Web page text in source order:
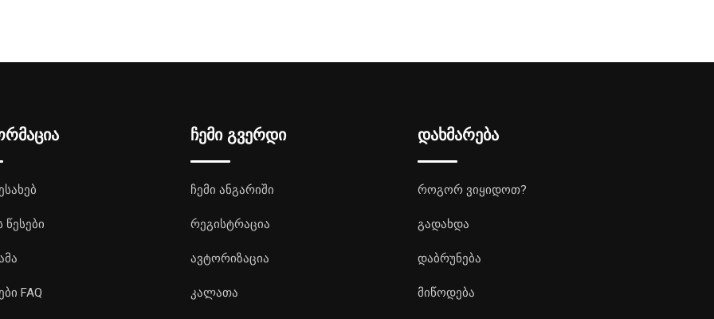
წესები
FAQ
ჩემი გვერდი
ჩემი ანგარიში
რეგისტრაცია
ავტორიზაცია
კალათა
დახმარება
როგორ ვიყიდოთ?
გადახდა
დაბრუნება
მიწოდება